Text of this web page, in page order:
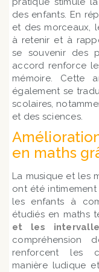
des enfants. En
et des morceaux,
à retenir et à
se souvenir des
accord renforce
mémoire. Cette
également se
scolaires,
et des sciences.
en maths
La musique et les
ont été
les enfants à
étudiés en maths
et les
compréhension
renforcent les
manière ludique